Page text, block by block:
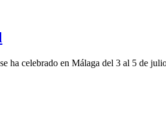
ha celebrado en Málaga del 3 al 5 de